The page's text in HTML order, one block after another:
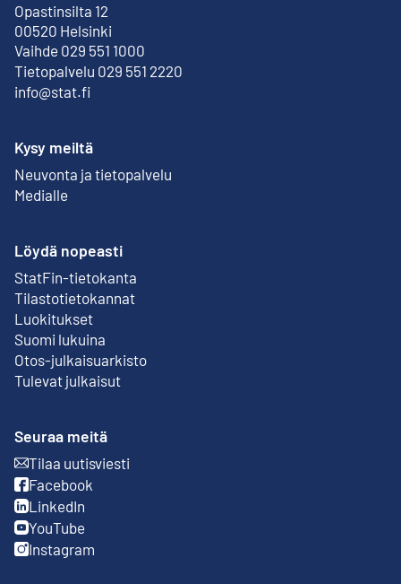
Opastinsilta 12
00520 Helsinki
Ulkoinen linkki
Vaihde 029 551 1000
Tietopalvelu 029 551 2220
info@stat.fi
Kysy meiltä
Neuvonta ja tietopalvelu
Medialle
Löydä nopeasti
StatFin-tietokanta
Ulkoinen linkki
Tilastotietokannat
Luokitukset
Suomi lukuina
Otos-julkaisuarkisto
Ulkoinen linkki
Tulevat julkaisut
Seuraa meitä
Tilaa uutisviesti
Ulkoinen linkki
Facebook
Ulkoinen linkki
LinkedIn
Ulkoinen linkki
YouTube
Ulkoinen linkki
Instagram
Ulkoinen linkki